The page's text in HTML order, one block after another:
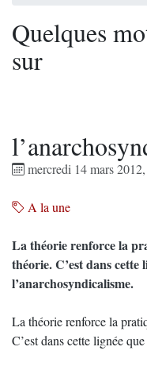
Quelques
sur
mercredi 14 mars 2012,
A la une
La théorie renforce la
théorie. C’est dans cette
l’anarchosyndicalisme.
La théorie renforce la
C’est dans cette lignée